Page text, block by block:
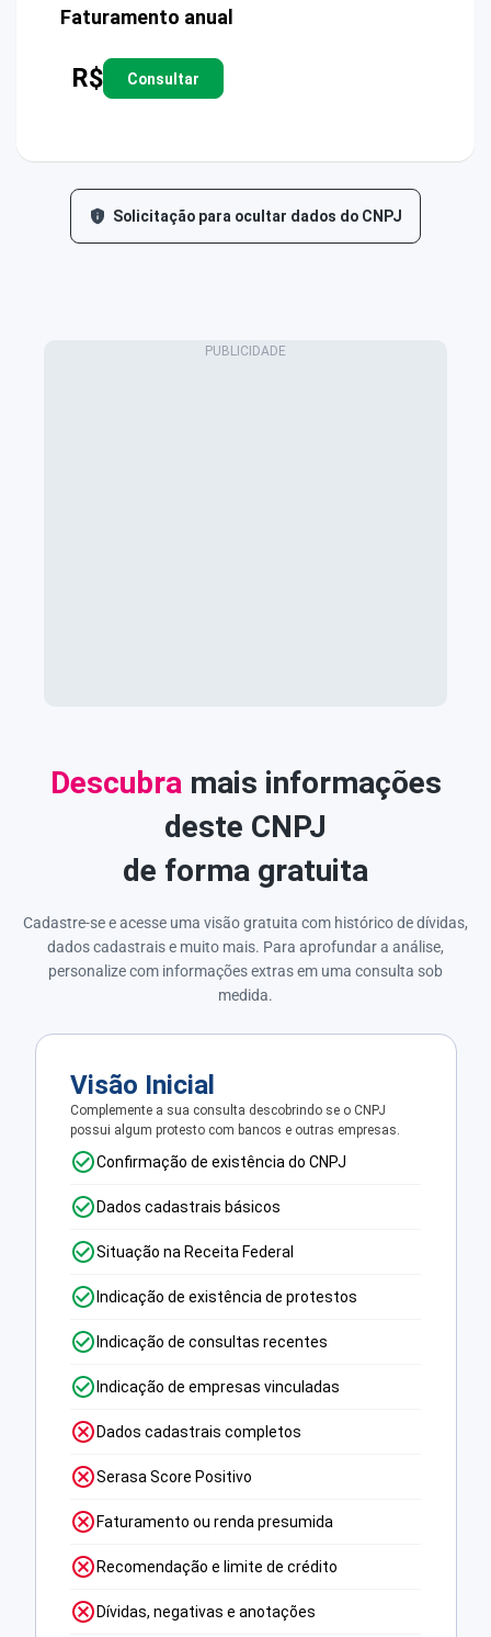
Faturamento anual
R$ Consultar
Solicitação para ocultar dados do CNPJ
Descubramais informações
deste CNPJ
de forma gratuita
Cadastre-se e acesse uma visão gratuita com histórico de dívidas,
dados cadastrais e muito mais. Para aprofundar a análise,
personalize com informações extras em uma consulta sob
medida.
Visão Inicial
Complemente a sua consulta descobrindo se o CNPJ
possui algum protesto com bancos e outras empresas.
Confirmação de existência do CNPJ
Dados cadastrais básicos
Situação na Receita Federal
Indicação de existência de protestos
Indicação de consultas recentes
Indicação de empresas vinculadas
Dados cadastrais completos
Serasa Score Positivo
Faturamento ou renda presumida
Recomendação e limite de crédito
Dívidas, negativas e anotações